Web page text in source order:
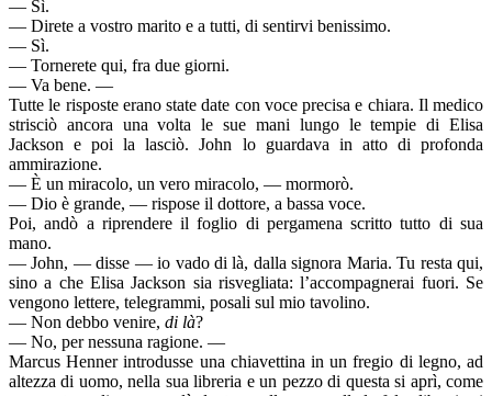
— Sì.
— Direte a vostro marito e a tutti, di sentirvi benissimo.
— Sì.
— Tornerete qui, fra due giorni.
— Va bene. —
Tutte le risposte erano state date con voce precisa e chiara. Il medico
strisciò ancora una volta le sue mani lungo le tempie di Elisa
Jackson e poi la lasciò. John lo guardava in atto di profonda
ammirazione.
— È un miracolo, un vero miracolo, — mormorò.
— Dio è grande, — rispose il dottore, a bassa voce.
Poi, andò a riprendere il foglio di pergamena scritto tutto di sua
mano.
— John, — disse — io vado di là, dalla signora Maria. Tu resta qui,
sino a che Elisa Jackson sia risvegliata: l’accompagnerai fuori. Se
vengono lettere, telegrammi, posali sul mio tavolino.
— Non debbo venire, di là?
— No, per nessuna ragione. —
Marcus Henner introdusse una chiavettina in un fregio di legno, ad
altezza di uomo, nella sua libreria e un pezzo di questa si aprì, come